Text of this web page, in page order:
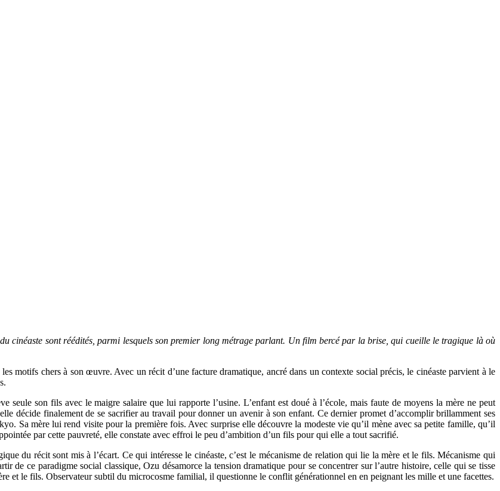
cinéaste sont réédités, parmi lesquels son premier long métrage parlant. Un film bercé par la brise, qui cueille le tragique là où
motifs chers à son œuvre. Avec un récit d’une facture dramatique, ancré dans un contexte social précis, le cinéaste parvient à le
son fils avec le maigre salaire que lui rapporte l’usine. L’enfant est doué à l’école, mais faute de moyens la mère ne peut
décide finalement de se sacrifier au travail pour donner un avenir à son enfant. Ce dernier promet d’accomplir brillamment ses
Sa mère lui rend visite pour la première fois. Avec surprise elle découvre la modeste vie qu’il mène avec sa petite famille, qu’il
par cette pauvreté, elle constate avec effroi le peu d’ambition d’un fils pour qui elle a tout sacrifié.
du récit sont mis à l’écart. Ce qui intéresse le cinéaste, c’est le mécanisme de relation qui lie la mère et le fils. Mécanisme qui
de ce paradigme social classique, Ozu désamorce la tension dramatique pour se concentrer sur l’autre histoire, celle qui se tisse
et le fils. Observateur subtil du microcosme familial, il questionne le conflit générationnel en en peignant les mille et une facettes.